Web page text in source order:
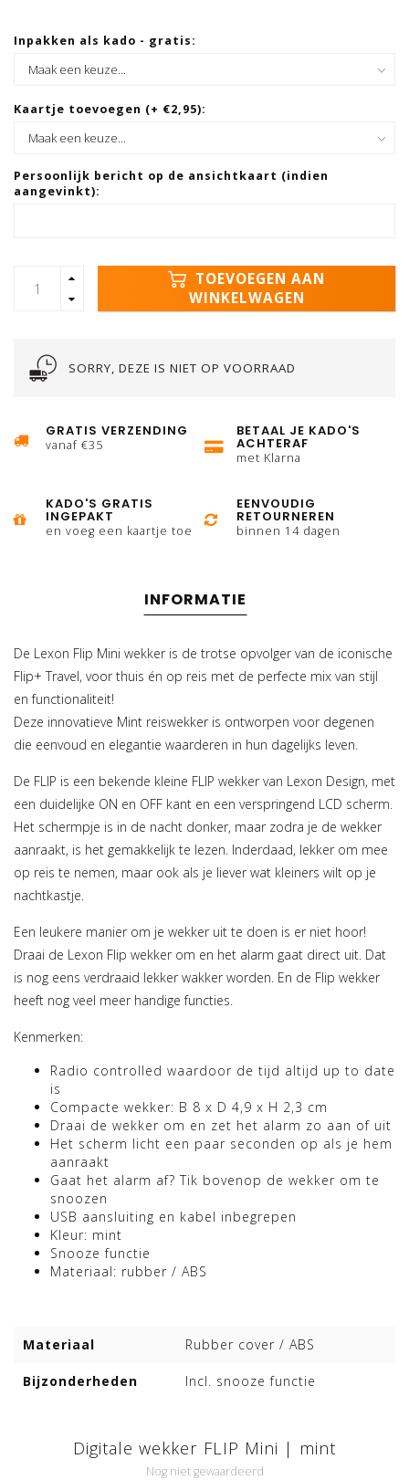
Inpakken als kado - gratis:
Kaartje toevoegen (+ €2,95):
Persoonlijk bericht op de ansichtkaart (indien
aangevinkt):
TOEVOEGEN AAN
WINKELWAGEN
SORRY, DEZE IS NIET OP VOORRAAD
GRATIS VERZENDING
vanaf €35
BETAAL JE KADO'S
ACHTERAF
met Klarna
KADO'S GRATIS
INGEPAKT
en voeg een kaartje toe
EENVOUDIG
RETOURNEREN
binnen 14 dagen
INFORMATIE
De Lexon Flip Mini wekker is de trotse opvolger van de iconische
Flip+ Travel, voor thuis én op reis met de perfecte mix van stijl
en functionaliteit!
Deze innovatieve Mint reiswekker is ontworpen voor degenen
die eenvoud en elegantie waarderen in hun dagelijks leven.
De FLIP is een bekende kleine FLIP wekker van Lexon Design, met
een duidelijke ON en OFF kant en een verspringend LCD scherm.
Het schermpje is in de nacht donker, maar zodra je de wekker
aanraakt, is het gemakkelijk te lezen. Inderdaad, lekker om mee
op reis te nemen, maar ook als je liever wat kleiners wilt op je
nachtkastje.
Een leukere manier om je wekker uit te doen is er niet hoor!
Draai de Lexon Flip wekker om en het alarm gaat direct uit. Dat
is nog eens verdraaid lekker wakker worden. En de Flip wekker
heeft nog veel meer handige functies.
Kenmerken:
Radio controlled waardoor de tijd altijd up to date
is
Compacte wekker: B 8 x D 4,9 x H 2,3 cm
Draai de wekker om en zet het alarm zo aan of uit
Het scherm licht een paar seconden op als je hem
aanraakt
Gaat het alarm af? Tik bovenop de wekker om te
snoozen
USB aansluiting en kabel inbegrepen
Kleur: mint
Snooze functie
Materiaal: rubber / ABS
Materiaal Rubber cover / ABS
Bijzonderheden Incl. snooze functie
Digitale wekker FLIP Mini | mint
Nog niet gewaardeerd